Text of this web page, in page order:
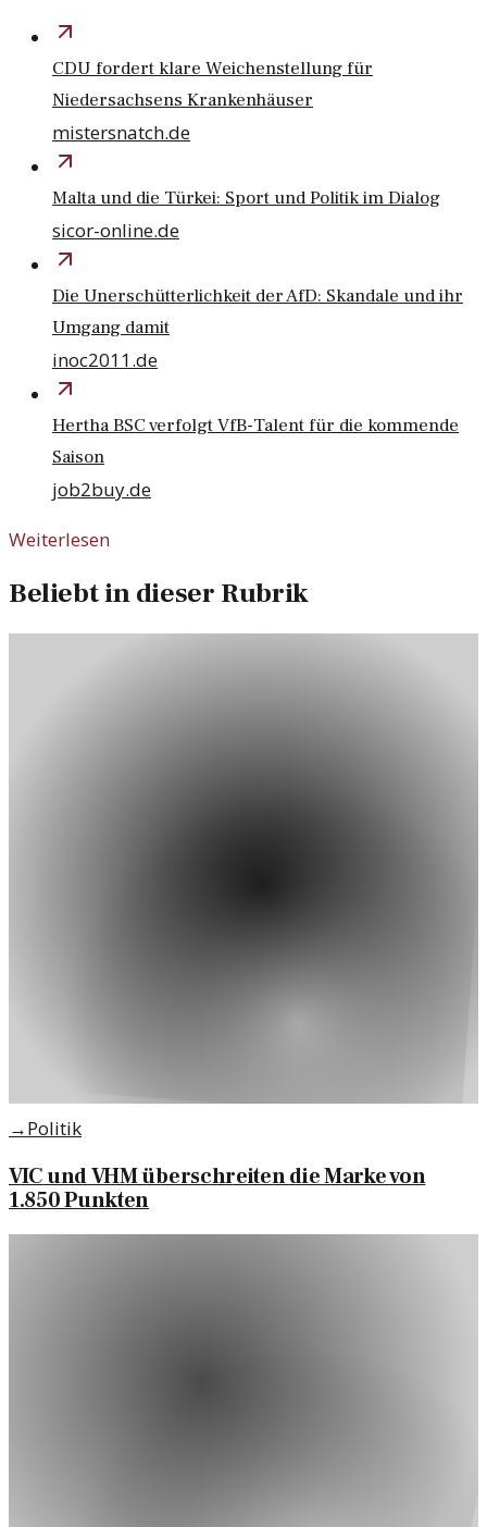
CDU fordert klare Weichenstellung für
Niedersachsens Krankenhäuser
mistersnatch.de
Malta und die Türkei: Sport und Politik im Dialog
sicor-online.de
Die Unerschütterlichkeit der AfD: Skandale und ihr
Umgang damit
inoc2011.de
Hertha BSC verfolgt VfB-Talent für die kommende
Saison
job2buy.de
Weiterlesen
Beliebt in dieser Rubrik
→Politik
VIC und VHM überschreiten die Marke von
1.850 Punkten